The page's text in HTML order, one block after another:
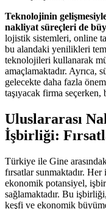
Teknolojinin
nakliyat süreçleri de
lojistik sistemleri, online
bu alandaki yenilikleri
teknolojileri kullanarak
amaçlamaktadır. Ayrıca,
gelecekte daha fazla
taşıyacak firma
Uluslararası
İşbirliği:
Türkiye ile Gine
fırsatlar sunmaktadır.
ekonomik potansiyel,
sağlamaktadır. Bu
keşfi ve ekonomik